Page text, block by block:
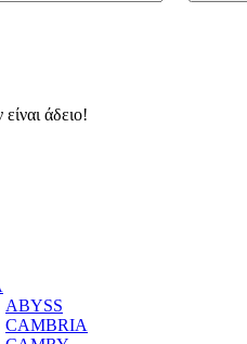
άδειο!
ABYSS
CAMBRIA